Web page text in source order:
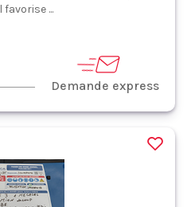
...
Demande express